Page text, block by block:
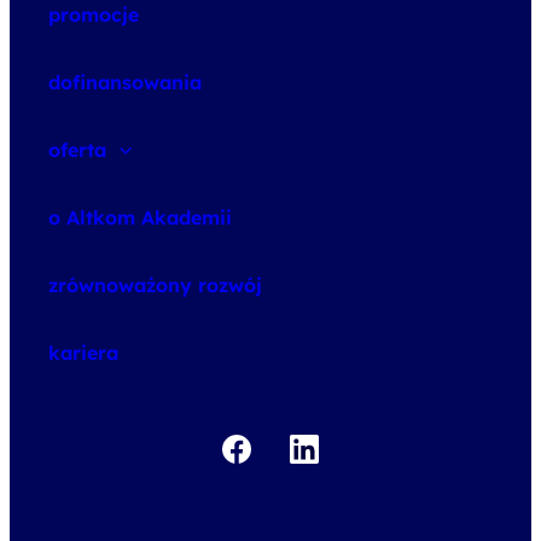
promocje
dofinansowania
oferta
o Altkom Akademii
zrównoważony rozwój
kariera